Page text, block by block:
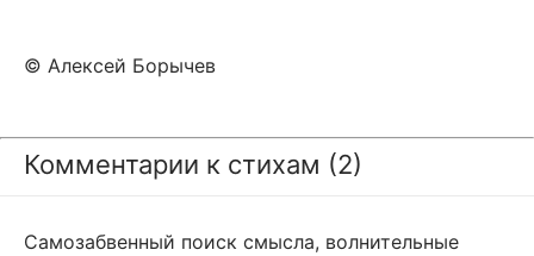
© Алексей Борычев
Комментарии к стихам (2)
Самозабвенный поиск смысла, волнительные